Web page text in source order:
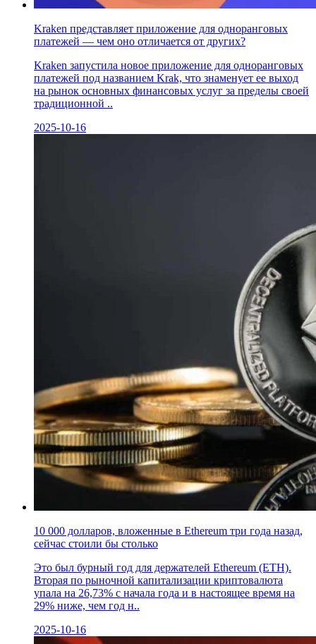
Kraken представляет приложение для одноранговых
платежей — чем оно отличается от других?
Kraken запустила новое приложение для одноранговых
платежей под названием Krak, что знаменует ее выход
на рынок основных финансовых услуг за пределы своей
традиционной ..
2025-10-16
10 000 долларов, вложенные в Ethereum три года назад,
сейчас стоили бы столько
Это был бурный год для держателей Ethereum (ETH).
Вторая по рыночной капитализации криптовалюта
упала на 26,73% с начала года и в настоящее время на
29% ниже, чем год н..
2025-10-16